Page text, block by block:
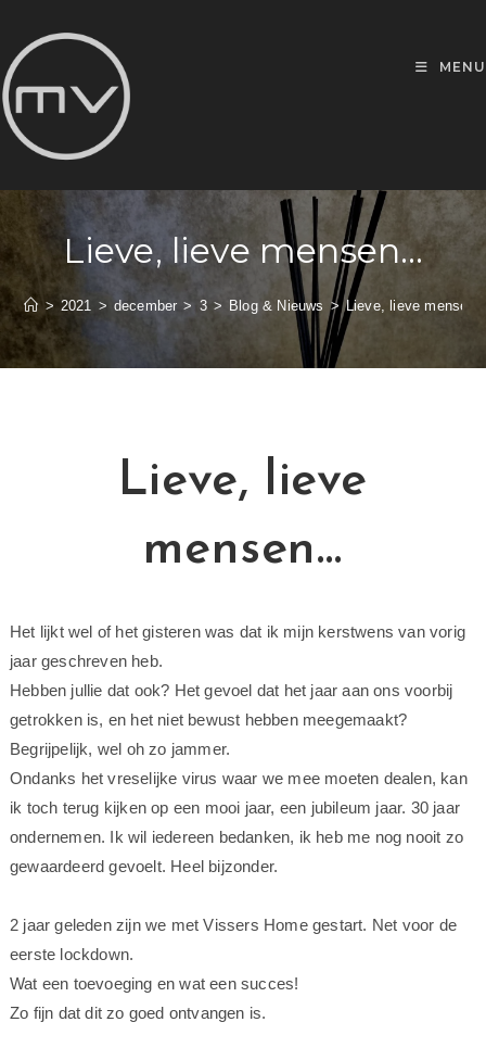
MENU
Lieve, lieve mensen…
> 2021 > december > 3 > Blog & Nieuws > Lieve, lieve
Lieve, lieve
mensen…
Het lijkt wel of het gisteren was dat ik mijn kerstwens van vorig
jaar geschreven heb.
Hebben jullie dat ook? Het gevoel dat het jaar aan ons voorbij
getrokken is, en het niet bewust hebben meegemaakt?
Begrijpelijk, wel oh zo jammer.
Ondanks het vreselijke virus waar we mee moeten dealen, kan
ik toch terug kijken op een mooi jaar, een jubileum jaar. 30 jaar
ondernemen. Ik wil iedereen bedanken, ik heb me nog nooit zo
gewaardeerd gevoelt. Heel bijzonder.
2 jaar geleden zijn we met Vissers Home gestart. Net voor de
eerste lockdown.
Wat een toevoeging en wat een succes!
Zo fijn dat dit zo goed ontvangen is.